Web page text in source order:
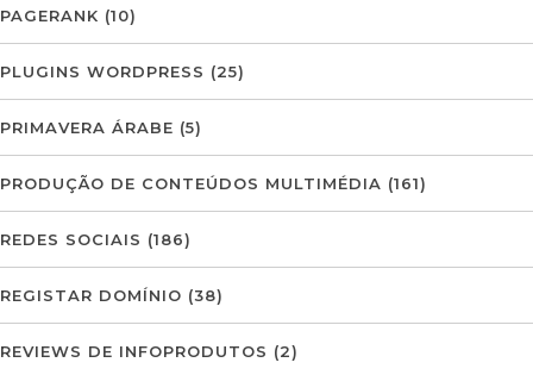
PAGERANK (10)
PLUGINS WORDPRESS (25)
PRIMAVERA ÁRABE (5)
PRODUÇÃO DE CONTEÚDOS MULTIMÉDIA (161)
REDES SOCIAIS (186)
REGISTAR DOMÍNIO (38)
REVIEWS DE INFOPRODUTOS (2)